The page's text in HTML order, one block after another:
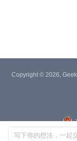
写下你的想法，一起
Copyright © 2026,